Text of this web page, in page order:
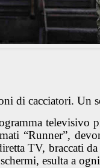
di cacciatori. Un
televisivo
“Runner”,
TV, braccati
esulta a ogni